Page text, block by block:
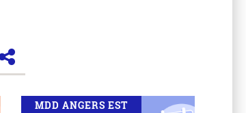
MDD ANGERS EST